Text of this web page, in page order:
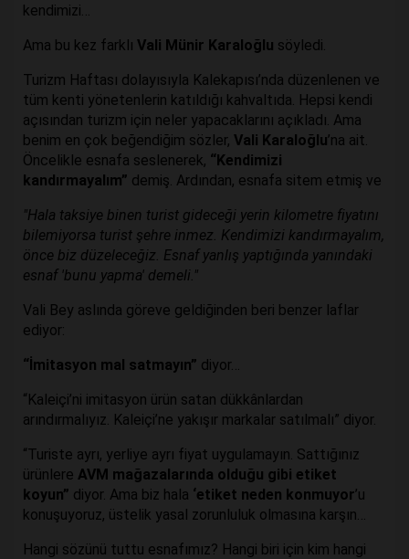
kendimizi…
Ama bu kez farklı Vali Münir Karaloğlu söyledi.
Turizm Haftası dolayısıyla Kalekapısı’nda düzenlenen ve
tüm kenti yönetenlerin katıldığı kahvaltıda. Hepsi kendi
açısından turizm için neler yapacaklarını açıkladı. Ama
benim en çok beğendiğim sözler, Vali Karaloğlu’na ait.
Öncelikle esnafa seslenerek, “Kendimizi
kandırmayalım” demiş. Ardından, esnafa sitem etmiş ve
"Hala taksiye binen turist gideceği yerin kilometre fiyatını
bilemiyorsa turist şehre inmez. Kendimizi kandırmayalım,
önce biz düzeleceğiz. Esnaf yanlış yaptığında yanındaki
esnaf 'bunu yapma' demeli."
Vali Bey aslında göreve geldiğinden beri benzer laflar
ediyor:
“İmitasyon mal satmayın” diyor…
“Kaleiçi’ni imitasyon ürün satan dükkânlardan
arındırmalıyız. Kaleiçi’ne yakışır markalar satılmalı” diyor.
“Turiste ayrı, yerliye ayrı fiyat uygulamayın. Sattığınız
ürünlere AVM mağazalarında olduğu gibi etiket
koyun” diyor. Ama biz hala ‘etiket neden konmuyor’u
konuşuyoruz, üstelik yasal zorunluluk olmasına karşın…
Hangi sözünü tuttu esnafımız? Hangi biri için kim hangi